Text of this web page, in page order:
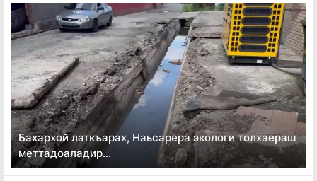
Бахархой латкъарах, Наьсарера экологи толхаераш
меттадоаладир...